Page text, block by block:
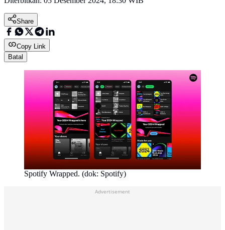
Share
Copy Link
Batal
Spotify Wrapped. (dok: Spotify)
Advertisement